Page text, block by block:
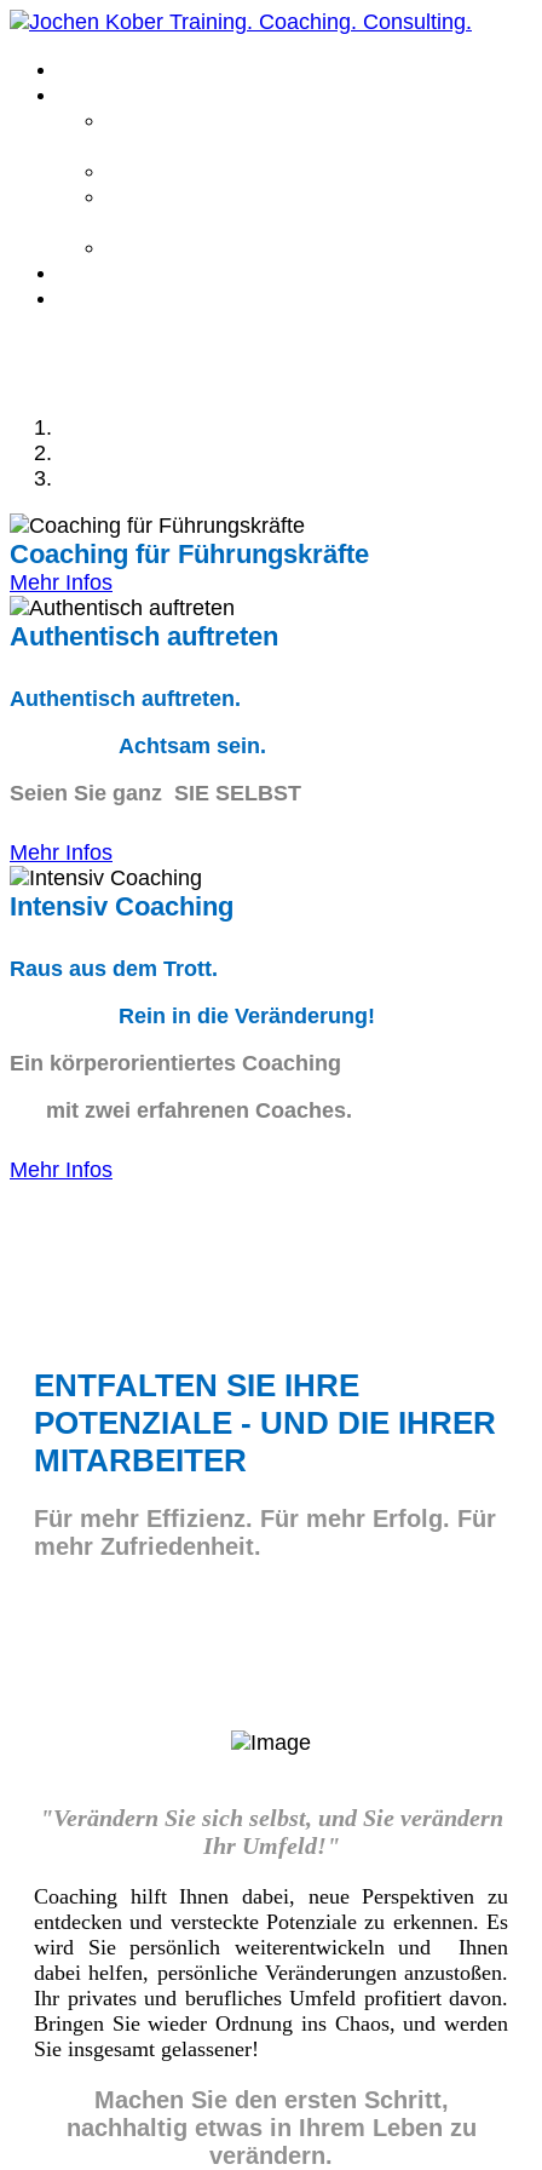
Coaching für Führungskräfte
Mehr Infos
Authentisch auftreten
Authentisch auftreten.
Achtsam sein.
Seien Sie ganz SIE SELBST
Mehr Infos
Intensiv Coaching
Raus aus dem Trott.
Rein in die Veränderung!
Ein körperorientiertes Coaching
mit zwei erfahrenen Coaches.
Mehr Infos
ENTFALTEN SIE IHRE
POTENZIALE - UND DIE IHRER
MITARBEITER
Für mehr Effizienz. Für mehr Erfolg. Für
mehr Zufriedenheit.
"Verändern Sie sich selbst, und Sie verändern
Ihr Umfeld!"
Coaching hilft Ihnen dabei, neue Perspektiven zu
entdecken und versteckte Potenziale zu erkennen. Es
wird Sie persönlich weiterentwickeln und Ihnen
dabei helfen, persönliche Veränderungen anzustoßen.
Ihr privates und berufliches Umfeld profitiert davon.
Bringen Sie wieder Ordnung ins Chaos, und werden
Sie insgesamt gelassener!
Machen Sie den ersten Schritt,
nachhaltig etwas in Ihrem Leben zu
verändern.